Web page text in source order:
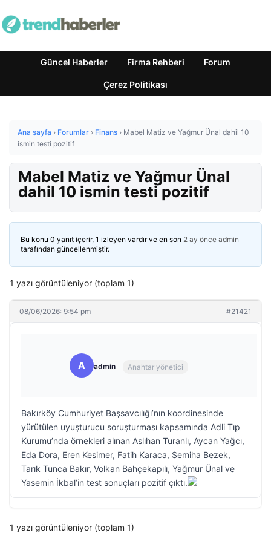
Güncel Haberler Firma Rehberi Forum
Çerez Politikası
Ana sayfa › Forumlar › Finans › Mabel Matiz ve Yağmur Ünal dahil 10
ismin testi pozitif
Mabel Matiz ve Yağmur Ünal
dahil 10 ismin testi pozitif
Bu konu 0 yanıt içerir, 1 izleyen vardır ve en son 2 ay önce admin
tarafından güncellenmiştir.
1 yazı görüntüleniyor (toplam 1)
08/06/2026: 9:54 pm #21421
A admin Anahtar yönetici
Bakırköy Cumhuriyet Başsavcılığı’nın koordinesinde
yürütülen uyuşturucu soruşturması kapsamında Adli Tıp
Kurumu’nda örnekleri alınan Aslıhan Turanlı, Aycan Yağcı,
Eda Dora, Eren Kesimer, Fatih Karaca, Semiha Bezek,
Tarık Tunca Bakır, Volkan Bahçekapılı, Yağmur Ünal ve
Yasemin İkbal’in test sonuçları pozitif çıktı.
1 yazı görüntüleniyor (toplam 1)